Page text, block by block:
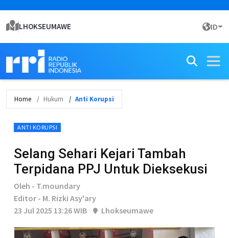
LHOKSEUMAWE ID
Home Hukum Anti Korupsi
ANTI KORUPSI
Selang Sehari Kejari Tambah
Terpidana PPJ Untuk Dieksekusi
Oleh - T.moundary
Editor - M. Rizki Asy'ary
23 Jul 2025 13:26 WIB
Lhokseumawe